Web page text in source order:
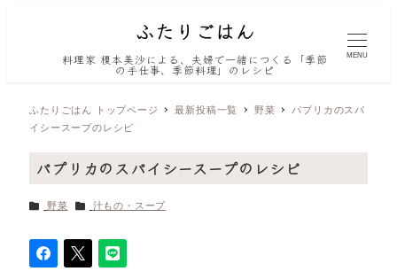
料理家 榎本美沙による、夫婦で一緒につくる「季節
の手仕事、季節料理」のレシピ
MENU
ふたりごはん トップページ 最新投稿一覧 野菜
パプリカのスパ
イシースープのレシピ
パプリカのスパイシースープのレシピ
カテゴリー
野菜 カテゴリー
汁もの・スープ